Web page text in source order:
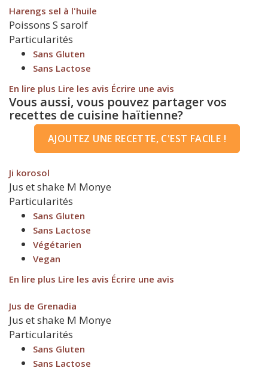
Harengs sel à l'huile
Poissons S sarolf
Particularités
Sans Gluten
Sans Lactose
En lire plus Lire les avis Écrire une avis
Vous aussi, vous pouvez partager vos
recettes de cuisine haïtienne?
AJOUTEZ UNE RECETTE, C'EST FACILE !
Ji korosol
Jus et shake M Monye
Particularités
Sans Gluten
Sans Lactose
Végétarien
Vegan
En lire plus Lire les avis Écrire une avis
Jus de Grenadia
Jus et shake M Monye
Particularités
Sans Gluten
Sans Lactose